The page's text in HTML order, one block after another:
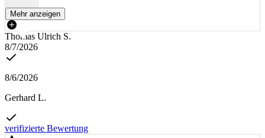
Mehr anzeigen
Thomas Ulrich S.
8/7/2026
8/6/2026
Gerhard L.
verifizierte Bewertung